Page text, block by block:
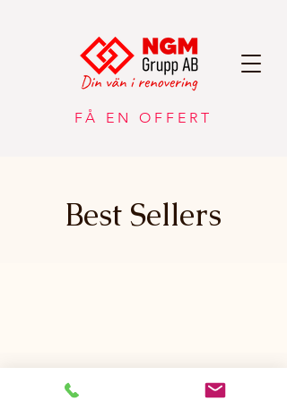
FÅ EN OFFERT
Best Sellers
Avestagatan 35, Spånga | Stockholm, Sverige